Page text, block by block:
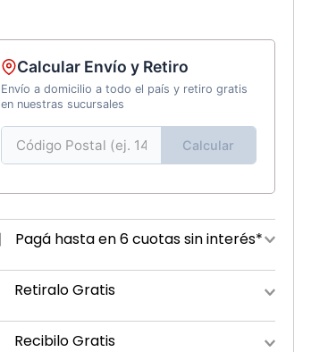
Calcular Envío y Retiro
Envío a domicilio a todo el país y retiro gratis
en nuestras sucursales
Calcular
Pagá hasta en 6 cuotas sin interés*
Retiralo Gratis
Recibilo Gratis